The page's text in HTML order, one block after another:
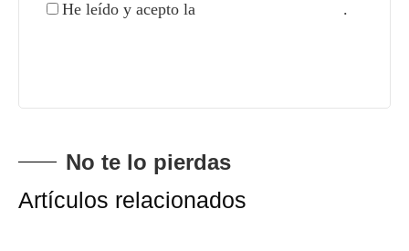
He leído y acepto la .
No te lo pierdas
Artículos relacionados